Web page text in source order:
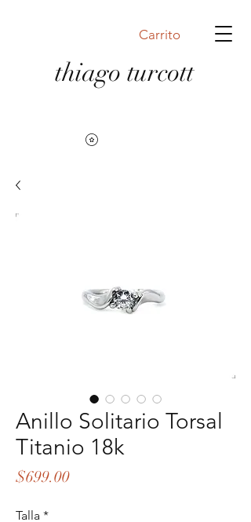
Carrito
thiago turcott
Anillo Solitario Torsal
Titanio 18k
$699.00Precio
Talla *